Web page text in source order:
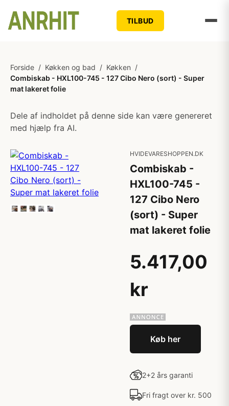
TILBUD
Forside / Køkken og bad / Køkken /
Combiskab - HXL100-745 - 127 Cibo Nero (sort) - Super
mat lakeret folie
Dele af indholdet på denne side kan være genereret
med hjælp fra AI.
HVIDEVARESHOPPEN.DK
Combiskab -
HXL100-745 -
127 Cibo Nero
(sort) - Super
mat lakeret folie
5.417,00
kr
Køb her
2+2 års garanti
Fri fragt over kr. 500